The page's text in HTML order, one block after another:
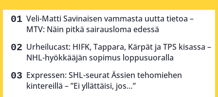
Veli-Matti Savinaisen vammasta uutta tietoa –
MTV: Näin pitkä sairausloma edessä
Urheilucast: HIFK, Tappara, Kärpät ja TPS kisassa –
NHL-hyökkääjän sopimus loppusuoralla
Expressen: SHL-seurat Ässien tehomiehen
kintereillä – ”Ei yllättäisi, jos…”